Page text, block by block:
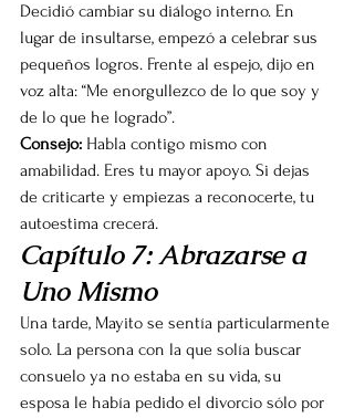
Decidió cambiar su diálogo interno. En
lugar de insultarse, empezó a celebrar sus
pequeños logros. Frente al espejo, dijo en
voz alta: “Me enorgullezco de lo que soy y
de lo que he logrado”.
Consejo: Habla contigo mismo con
amabilidad. Eres tu mayor apoyo. Si dejas
de criticarte y empiezas a reconocerte, tu
autoestima crecerá.
Capítulo 7: Abrazarse a
Uno Mismo
Una tarde, Mayito se sentía particularmente
solo. La persona con la que solía buscar
consuelo ya no estaba en su vida, su
esposa le había pedido el divorcio sólo por